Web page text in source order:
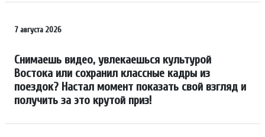
7 августа 2026
Снимаешь видео, увлекаешься культурой
Востока или сохранил классные кадры из
поездок? Настал момент показать свой взгляд и
получить за это крутой приз!